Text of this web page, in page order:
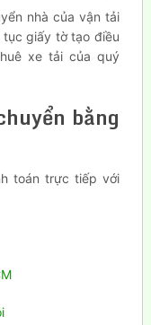
nhà của vận tải
tục giấy tờ tạo điều
xe tải của quý
bằng
toán trực tiếp với